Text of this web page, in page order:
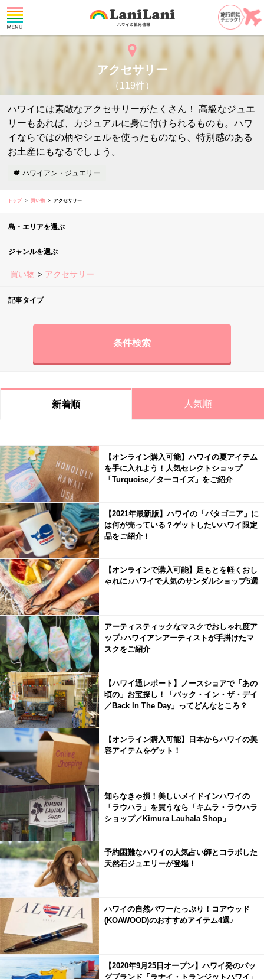
アクセサリー
（119件）
ハワイには素敵なアクセサリーがたくさん！ 高級なジュエ
リーもあれば、カジュアルに身に付けられるものも。ハワ
イならではの柄やシェルを使ったものなら、特別感のある
お土産にもなるでしょう。
ハワイアン・ジュエリー
トップ 買い物 アクセサリー
島・エリアを選ぶ
ジャンルを選ぶ
買い物 アクセサリー
記事タイプ
条件検索
新着順 人気順
【オンライン購入可能】ハワイの夏アイテム
を手に入れよう！人気セレクトショップ
「Turquoise／ターコイズ」をご紹介
【2021年最新版】ハワイの「パタゴニア」に
は何が売っている？ゲットしたいハワイ限定
品をご紹介！
【オンラインで購入可能】足もとを軽くおし
ゃれに♪ハワイで人気のサンダルショップ5選
アーティスティックなマスクでおしゃれ度ア
ップ♪ハワイアンアーティストが手掛けたマ
スクをご紹介
【ハワイ通レポート】ノースショアで「あの
頃の」お宝探し！「バック・イン・ザ・デイ
／Back In The Day」ってどんなところ？
【オンライン購入可能】日本からハワイの美
容アイテムをゲット！
知らなきゃ損！美しいメイドインハワイの
「ラウハラ」を買うなら「キムラ・ラウハラ
ショップ／Kimura Lauhala Shop」
予約困難なハワイの人気占い師とコラボした
天然石ジュエリーが登場！
ハワイの自然パワーたっぷり！コアウッド
(KOAWOOD)のおすすめアイテム4選♪
【2020年9月25日オープン】ハワイ発のバッ
グブランド「ラナイ・トランジットハワイ」